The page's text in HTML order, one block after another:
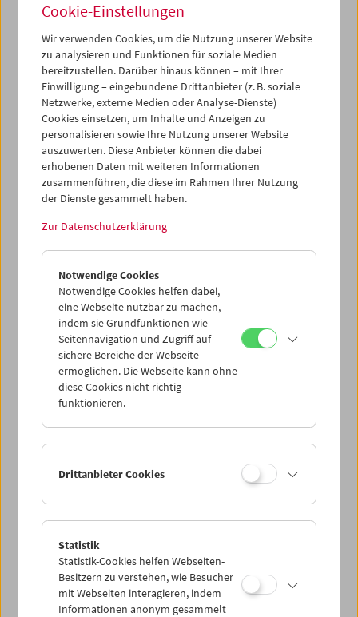
die langwierige Entstehungsgeschichte seines neuen
bislang unveröffentlichte Filmbewertungen), die seine
Zeit als Stammbesucher des Filmmuseums in den
Achtzigerjahren reflektieren.
ProgrammDez 2018 / Jan 2019 - Nicolas Mahler
< zurück zur Übersicht
Cookie-Einstellungen
Wir verwenden Cookies, um die Nutzung unserer Website
zu analysieren und Funktionen für soziale Medien
bereitzustellen. Darüber hinaus können – mit Ihrer
Einwilligung – eingebundene Drittanbieter (z. B. soziale
Netzwerke, externe Medien oder Analyse-Dienste)
Cookies einsetzen, um Inhalte und Anzeigen zu
personalisieren sowie Ihre Nutzung unserer Website
auszuwerten. Diese Anbieter können die dabei
erhobenen Daten mit weiteren Informationen
zusammenführen, die diese im Rahmen Ihrer Nutzung
der Dienste gesammelt haben.
Zur Datenschutzerklärung
Notwendige Cookies
Notwendige Cookies helfen dabei,
eine Webseite nutzbar zu machen,
indem sie Grundfunktionen wie
Seitennavigation und Zugriff auf
sichere Bereiche der Webseite
ermöglichen. Die Webseite kann ohne
diese Cookies nicht richtig
funktionieren.
Drittanbieter Cookies
Statistik
Statistik-Cookies helfen Webseiten-
Besitzern zu verstehen, wie Besucher
mit Webseiten interagieren, indem
Informationen anonym gesammelt